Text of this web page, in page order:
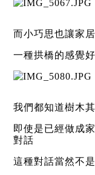
而小巧思也讓家
一種拱橋的感覺
我們都知道樹木
即使是已經做成
對話
這種對話當然不